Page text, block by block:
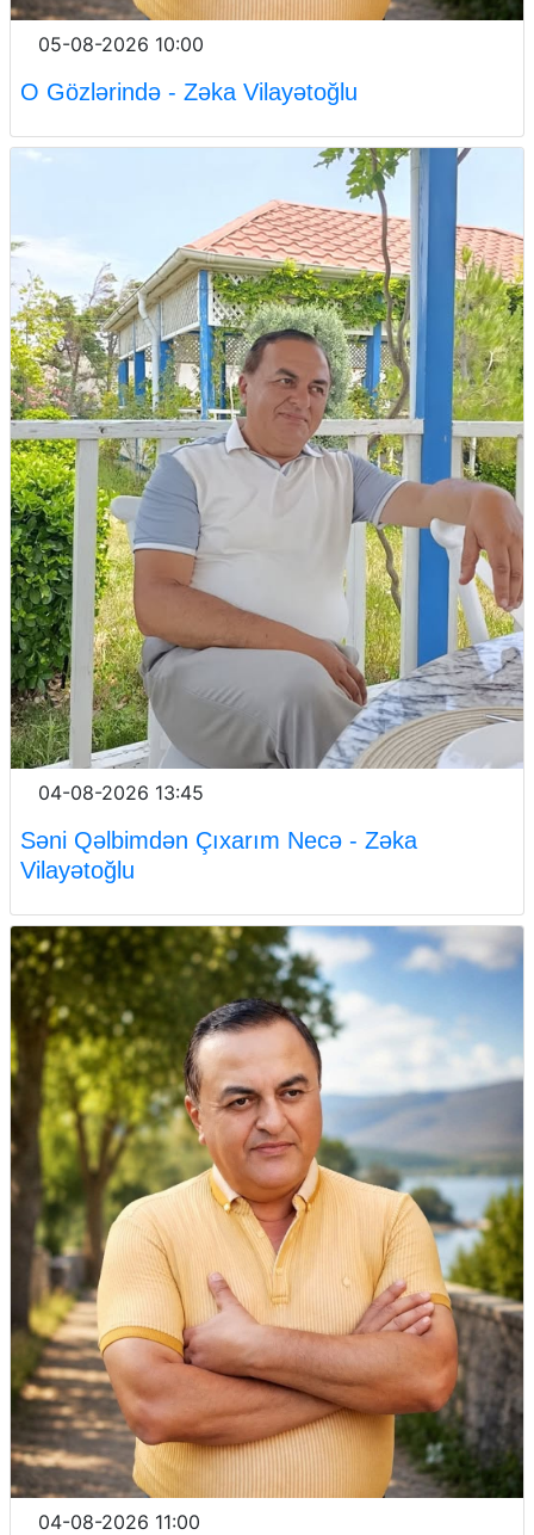
05-08-2026 10:00
O Gözlərində - Zəka Vilayətoğlu
04-08-2026 13:45
Səni Qəlbimdən Çıxarım Necə - Zəka
Vilayətoğlu
04-08-2026 11:00